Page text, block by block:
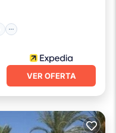
VER OFERTA